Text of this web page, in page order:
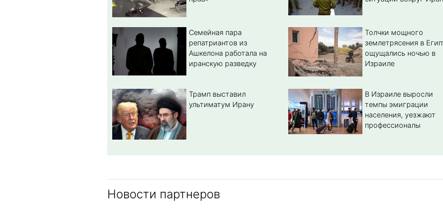
Семейная пара
репатриантов из
Ашкелона работала на
иранскую разведку
Толчки мощного
землетрясения в
ощущались ночью в
Израиле
Трамп выставил
ультиматум Ирану
В Израиле выросли
темпы эмиграции
населения, уезжают
профессионалы
Новости партнеров